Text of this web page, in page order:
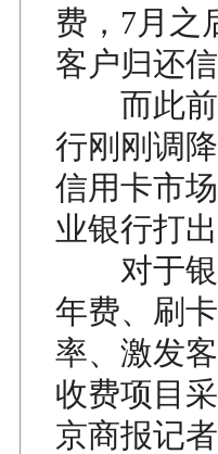
费，7月之
客户归还
而此前
行刚刚调
信用卡市
业银行打
对于银
年费、刷
率、激发
收费项目
京商报记